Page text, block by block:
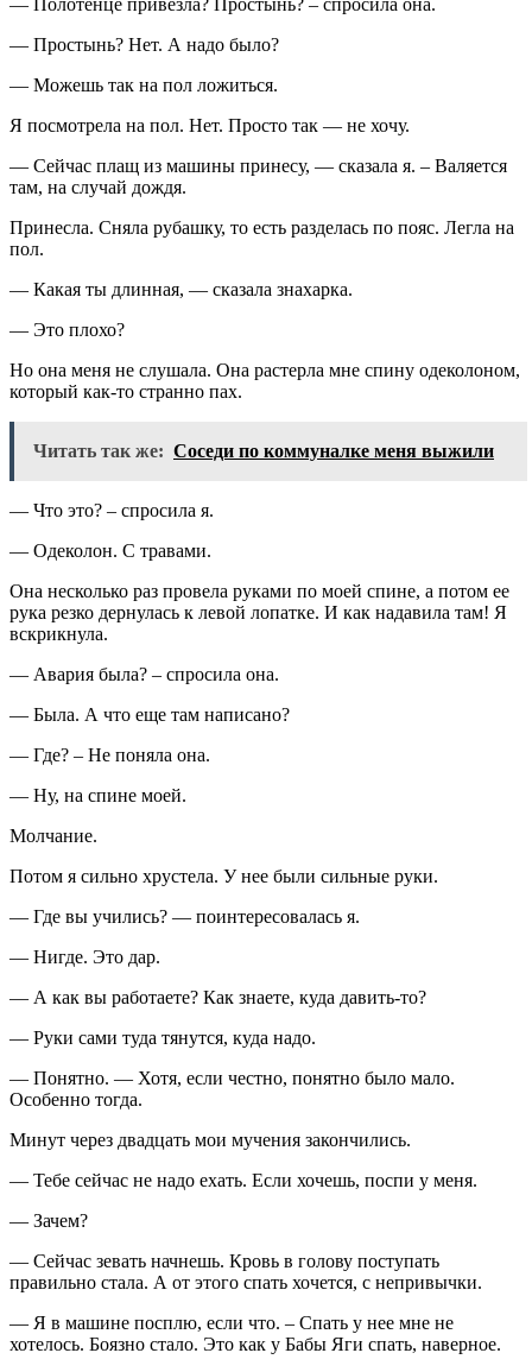
— Простынь? Нет. А надо было?
— Можешь так на пол ложиться.
Я посмотрела на пол. Нет. Просто так — не хочу.
— Сейчас плащ из машины принесу, — сказала я. – Валяется
там, на случай дождя.
Принесла. Сняла рубашку, то есть разделась по пояс. Легла на
пол.
— Какая ты длинная, — сказала знахарка.
— Это плохо?
Но она меня не слушала. Она растерла мне спину одеколоном,
который как-то странно пах.
Читать так же: Соседи по коммуналке меня выжили
— Что это? – спросила я.
— Одеколон. С травами.
Она несколько раз провела руками по моей спине, а потом ее
рука резко дернулась к левой лопатке. И как надавила там! Я
вскрикнула.
— Авария была? – спросила она.
— Была. А что еще там написано?
— Где? – Не поняла она.
— Ну, на спине моей.
Молчание.
Потом я сильно хрустела. У нее были сильные руки.
— Где вы учились? — поинтересовалась я.
— Нигде. Это дар.
— А как вы работаете? Как знаете, куда давить-то?
— Руки сами туда тянутся, куда надо.
— Понятно. — Хотя, если честно, понятно было мало.
Особенно тогда.
Минут через двадцать мои мучения закончились.
— Тебе сейчас не надо ехать. Если хочешь, поспи у меня.
— Зачем?
— Сейчас зевать начнешь. Кровь в голову поступать
правильно стала. А от этого спать хочется, с непривычки.
— Я в машине посплю, если что. – Спать у нее мне не
хотелось. Боязно стало. Это как у Бабы Яги спать, наверное.